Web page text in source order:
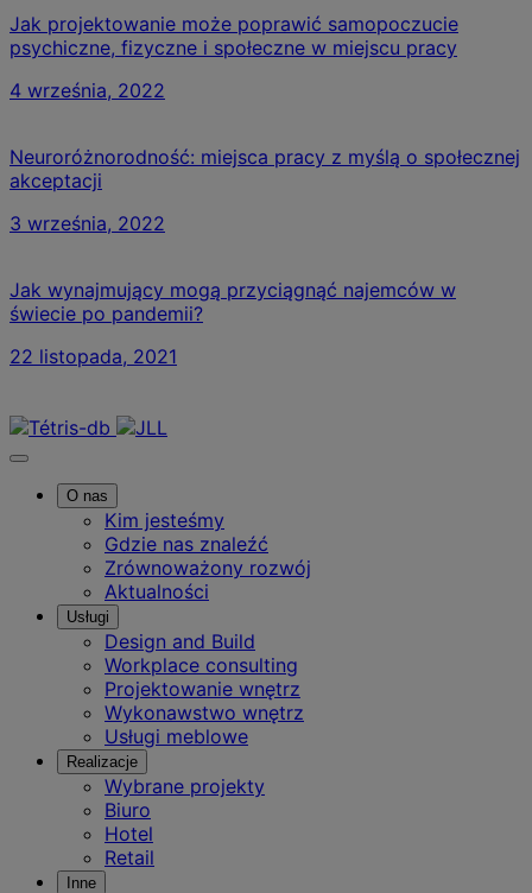
Jak projektowanie może poprawić samopoczucie
psychiczne, fizyczne i społeczne w miejscu pracy
4 września, 2022
Neuroróżnorodność: miejsca pracy z myślą o społecznej
akceptacji
3 września, 2022
Jak wynajmujący mogą przyciągnąć najemców w
świecie po pandemii?
22 listopada, 2021
O nas
Kim jesteśmy
Gdzie nas znaleźć
Zrównoważony rozwój
Aktualności
Usługi
Design and Build
Workplace consulting
Projektowanie wnętrz
Wykonawstwo wnętrz
Usługi meblowe
Realizacje
Wybrane projekty
Biuro
Hotel
Retail
Inne